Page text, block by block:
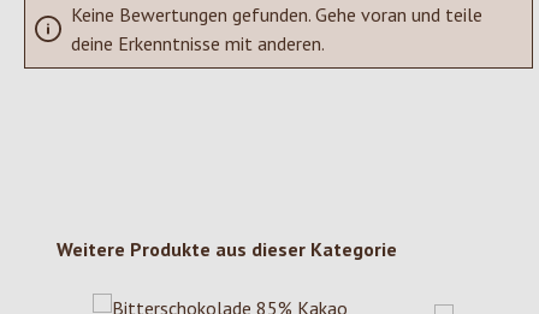
Keine Bewertungen gefunden. Gehe voran und teile
deine Erkenntnisse mit anderen.
Produktgalerie überspringen
Weitere Produkte aus dieser Kategorie